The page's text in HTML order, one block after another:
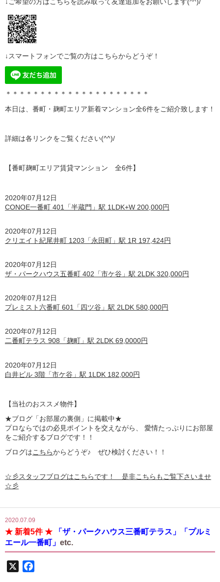
↓スマートフォンでご覧の方はこちらからどうぞ！
＊＊＊＊＊＊＊＊＊＊＊＊＊＊＊＊＊＊＊＊＊
本日は、番町・麹町エリア新着マンション全6件をご紹介致します！
詳細は各リンクをご覧ください(^^)/
【番町麹町エリア賃貸マンション 全6件】
2020年07月12日
CONOE一番町 401「半蔵門」駅 1LDK+W 200,000円
2020年07月12日
クリエイト紀尾井町 1203「永田町」駅 1R 197,424円
2020年07月12日
ザ・パークハウス五番町 402「市ケ谷」駅 2LDK 320,000円
2020年07月12日
プレミスト六番町 601「四ツ谷」駅 2LDK 580,000円
2020年07月12日
二番町テラス 908「麹町」駅 2LDK 69,0000円
2020年07月12日
白井ビル 3階「市ケ谷」駅 1LDK 182,000円
【当社のおススメ物件】
★ブログ「お部屋の裏側」に掲載中★
プロならではの必見ポイントを交えながら、 愛情たっぷりにお部屋
をご紹介するブログです！！
ブログはこちらからどうぞ♪ ぜひ検討ください！！
☆彡スタッフブログはこちらです！ 是非こちらもご覧下さいませ
☆彡
2020.07.09
★ 新着5件 ★
「ザ・パークハウス三番町テラス」「プルミ
エール一番町」 etc.